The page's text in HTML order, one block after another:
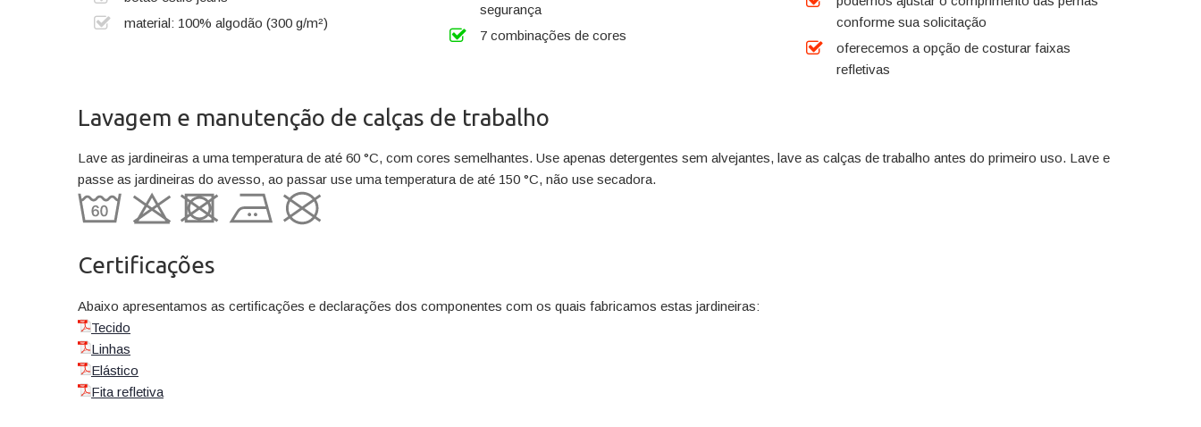
material: 100% algodão (300 g/m²)
segurança
7 combinações de cores
conforme sua solicitação
oferecemos a opção de costurar faixas
refletivas
Lavagem e manutenção de calças de trabalho
Lave as jardineiras a uma temperatura de até 60 °C, com cores semelhantes. Use apenas detergentes sem alvejantes, lave as calças de trabalho antes do primeiro uso. Lave e
passe as jardineiras do avesso, ao passar use uma temperatura de até 150 °C, não use secadora.
Certificações
Abaixo apresentamos as certificações e declarações dos componentes com os quais fabricamos estas jardineiras:
Tecido
Linhas
Elástico
Fita refletiva